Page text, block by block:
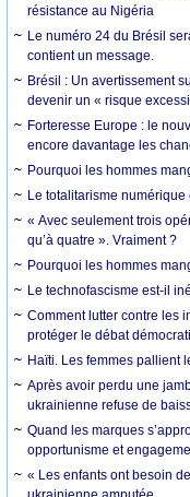
résistance au Nigéria
Le numéro 24 du Brésil
contient un message.
Brésil : Un avertissement
devenir un « risque
Forteresse Europe : le
encore davantage les
Pourquoi les hommes
Le totalitarisme
« Avec seulement trois
qu’à quatre ». Vraiment ?
Pourquoi les hommes
Le technofascisme est-il
Comment lutter contre les
protéger le débat
Haïti. Les femmes pallient
Après avoir perdu une
ukrainienne refuse de
Quand les marques
opportunisme et
« Les enfants ont besoin